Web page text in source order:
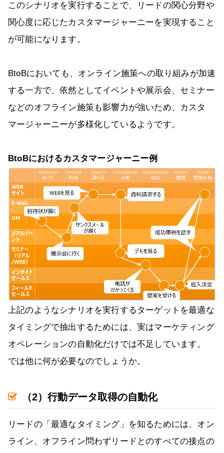
このシナリオを実行することで、リードの関心分野や
関心度に応じたカスタマージャーニーを実現すること
が可能になります。
BtoBにおいても、オンライン施策への取り組みが加速
する一方で、依然としてイベントや展示会、セミナー
などのオフライン施策も影響力が強いため、カスタ
マージャーニーが多様化しているようです。
BtoBにおけるカスタマージャーニー例
上記のようなシナリオを実行するターゲットを最適な
タイミングで抽出するためには、実はマーケティング
オペレーションの自動化だけでは不足しています。
では他に何が必要なのでしょうか。
（2）行動データ取得の自動化
リードの「最適なタイミング」を知るためには、オン
ライン、オフライン問わずリードとのすべての接点の